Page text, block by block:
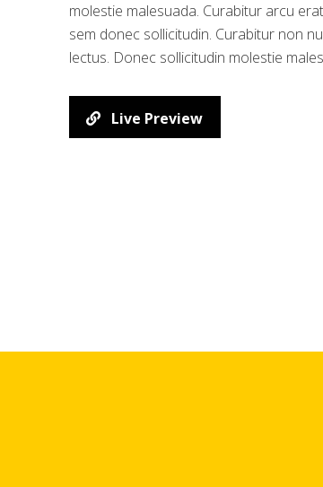
molestie malesuada. Curabitur arcu
sem donec sollicitudin. Curabitur non
lectus. Donec sollicitudin molestie
Live Preview